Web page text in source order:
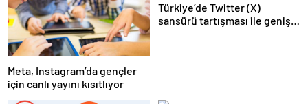
Meta, Instagram’da gençler
için canlı yayını kısıtlıyor
Türkiye’de Twitter (X)
sansürü tartışması ile geniş